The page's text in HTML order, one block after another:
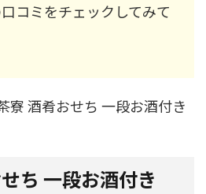
コミをチェックしてみて
寮 酒肴おせち 一段お酒付き
ち 一段お酒付き